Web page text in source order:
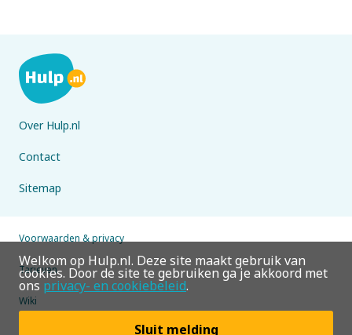
Over Hulp.nl
Contact
Sitemap
Voorwaarden & privacy
Tarieven
Wiki
Welkom op Hulp.nl. Deze site maakt gebruik van
cookies. Door de site te gebruiken ga je akkoord met
ons privacy- en cookiebeleid.
Sluit melding